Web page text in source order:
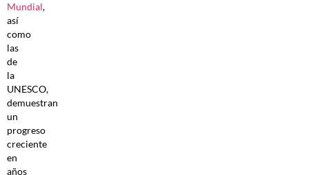
Mundial,
así
como
las
de
la
UNESCO,
demuestran
un
progreso
creciente
en
años